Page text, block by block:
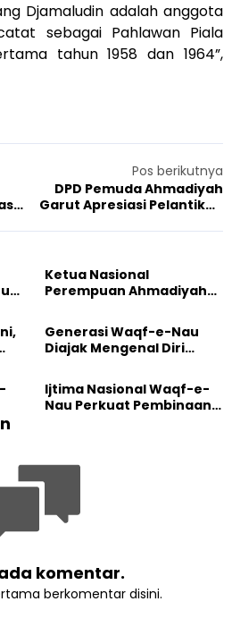
Djamaludin adalah anggota
sebagai Pahlawan Piala
tahun 1958 dan 1964”,
Pos berikutnya
DPD Pemuda Ahmadiyah
Garut Apresiasi Pelantikan
Ketua Nasional
Perempuan Ahmadiyah
Besar Universitas
Terbuka
Generasi Waqf-e-Nau
Diajak Mengenal Diri
Dunia
Ijtima Nasional Waqf-e-
Nau Perkuat Pembinaan
komentar.
berkomentar disini.